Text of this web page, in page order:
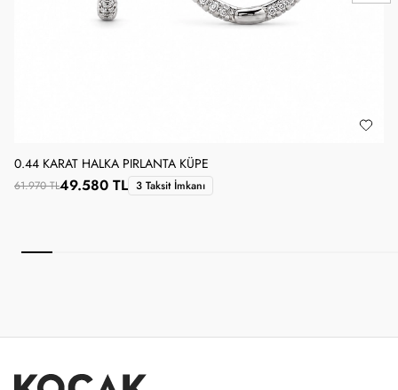
0.44 KARAT HALKA PIRLANTA KÜPE
61.970 TL49.580 TL 3 Taksit İmkanı